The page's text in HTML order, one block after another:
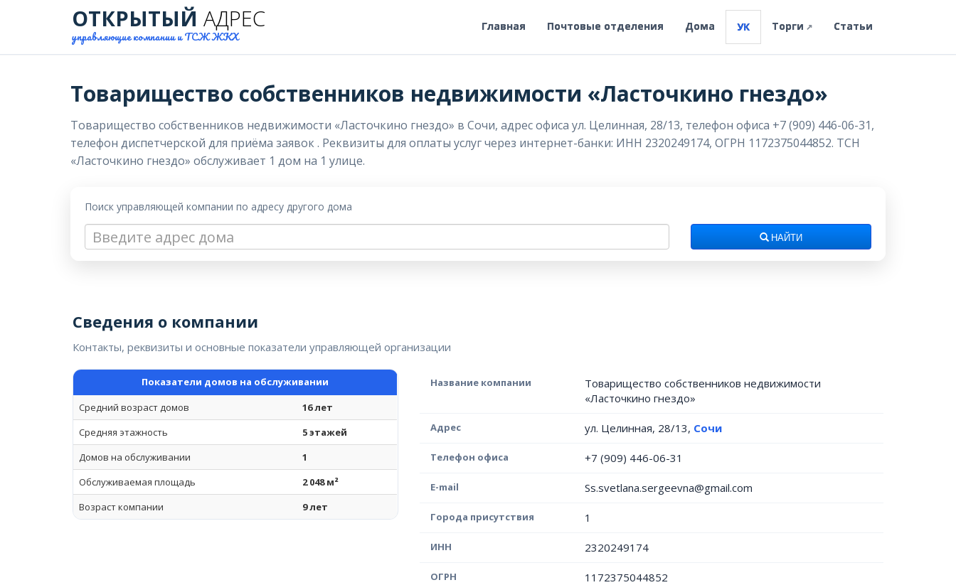
ОТКРЫТЫЙ АДРЕС
управляющие компании и ТСЖ ЖКХ
Главная Почтовые отделения Дома УК Торги ↗ Статьи
Товарищество собственников недвижимости «Ласточкино гнездо»
Товарищество собственников недвижимости «Ласточкино гнездо» в Сочи, адрес офиса ул. Целинная, 28/13, телефон офиса +7 (909) 446-06-31,
телефон диспетчерской для приёма заявок . Реквизиты для оплаты услуг через интернет-банки: ИНН 2320249174, ОГРН 1172375044852. ТСН
«Ласточкино гнездо» обслуживает 1 дом на 1 улице.
Поиск управляющей компании по адресу другого дома
НАЙТИ
Сведения о компании
Контакты, реквизиты и основные показатели управляющей организации
Показатели домов на обслуживании
Средний возраст домов
16 лет
Средняя этажность
5 этажей
Домов на обслуживании
1
Обслуживаемая площадь
2 048 м²
Возраст компании
9 лет
Название компании
Товарищество собственников недвижимости
«Ласточкино гнездо»
Адрес ул. Целинная, 28/13, Сочи
Телефон офиса +7 (909) 446-06-31
E-mail Ss.svetlana.sergeevna@gmail.com
Города присутствия 1
ИНН 2320249174
ОГРН 1172375044852